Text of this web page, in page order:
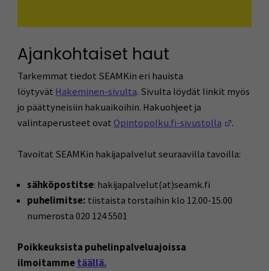
Ajankohtaiset haut
Tarkemmat tiedot SEAMKin eri hauista
löytyvät Hakeminen-sivulta. Sivulta löydät linkit myös
jo päättyneisiin hakuaikoihin. Hakuohjeet ja
valintaperusteet ovat Opintopolku.fi-sivustolla .
Tavoitat SEAMKin hakijapalvelut seuraavilla tavoilla:
sähköpostitse: hakijapalvelut(at)seamk.fi
puhelimitse: tiistaista torstaihin klo 12.00-15.00
numerosta 020 124 5501
Poikkeuksista puhelinpalveluajoissa
ilmoitammetäällä.